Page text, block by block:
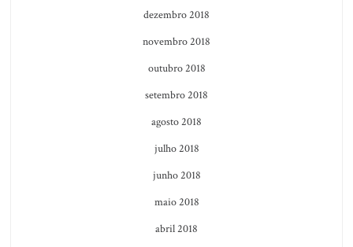
dezembro 2018
novembro 2018
outubro 2018
setembro 2018
agosto 2018
julho 2018
junho 2018
maio 2018
abril 2018